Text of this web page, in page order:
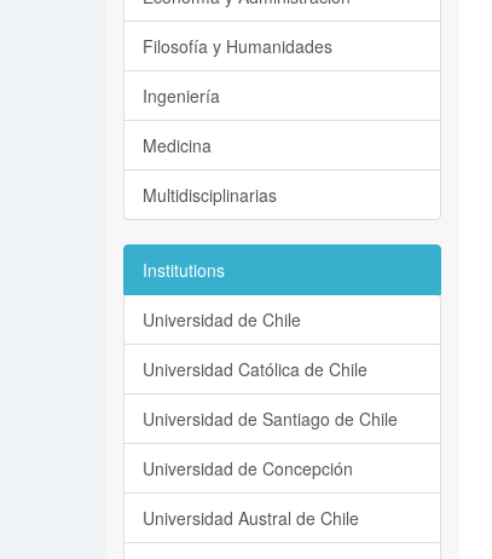
Filosofía y Humanidades
Ingeniería
Medicina
Multidisciplinarias
Institutions
Universidad de Chile
Universidad Católica de Chile
Universidad de Santiago de Chile
Universidad de Concepción
Universidad Austral de Chile